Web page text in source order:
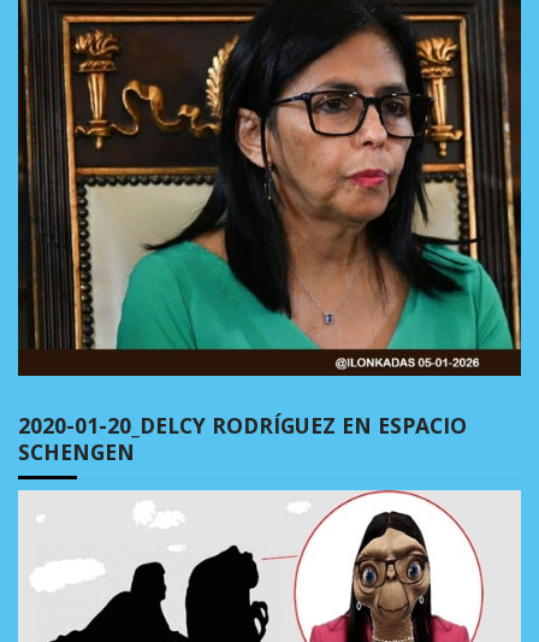
2020-01-20_DELCY RODRÍGUEZ EN ESPACIO
SCHENGEN